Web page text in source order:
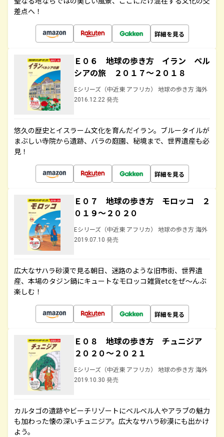
差点へ！
詳細を見る
Ｅ０６ 地球の歩き方 イラン ペル
シアの旅 ２０１７～２０１８
Eシリーズ（中近東 アフリカ） 地球の歩き方 海外
2016.12.22 発売
悠久の歴史とイスラーム文化を育んだイラン。ブルータイルが
まぶしい寺院から遺跡、バラの庭園、秘境まで、世界遺産も必
見！
詳細を見る
Ｅ０７ 地球の歩き方 モロッコ ２
０１９～２０２０
Eシリーズ（中近東 アフリカ） 地球の歩き方 海外
2019.07.10 発売
広大なサハラ砂漠で見る朝日、迷路のような旧市街、世界遺
産、本場のタジン鍋にキュートなモロッコ雑貨etcをぜ～んぶ
楽しむ！
詳細を見る
Ｅ０８ 地球の歩き方 チュニジア
２０２０～２０２１
Eシリーズ（中近東 アフリカ） 地球の歩き方 海外
2019.10.30 発売
カルタゴの遺跡やビーチリゾートにベルベル人やアラブの魅力
も加わった懐の深いチュニジア。広大なサハラ砂漠にも出かけ
よう。